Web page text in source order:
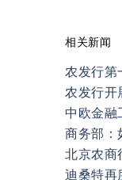
相关新闻
农发行第
农发行开
中欧金融
商务部：
北京农商
迪桑特再